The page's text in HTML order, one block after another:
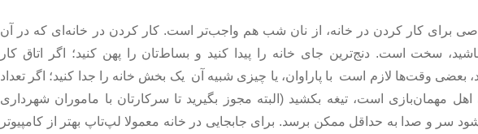
برای کار کردن در خانه، از نان شب هم واجب‌تر است. کار کردن در خانه‌ای که در آن
سخت است. دنج‌ترین جای خانه را پیدا کنید و بساط‌‌‌تان را پهن کنید؛ اگر اتاق کار
بعضی وقت‌ها لازم است با پاراوان، یا چیزی شبیه آن یک بخش خانه را جدا کنید؛ اگر تعداد
اهل مهمان‌بازی است، تیغه بکشید (البته مجوز بگیرید تا سرکارتان با ماموران شهرداری
سر و صدا به حداقل ممکن برسد. برای جابجایی در خانه معمولا لپ‌تاپ بهتر از کامپیوتر